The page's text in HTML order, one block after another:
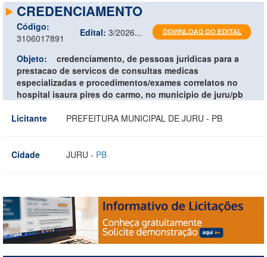
CREDENCIAMENTO
Código:
3106017891
Edital: 3/2026...
Objeto:
credenciamento, de pessoas juridicas para a
prestacao de servicos de consultas medicas
especializadas e procedimentos/exames correlatos no
hospital isaura pires do carmo, no municipio de juru/pb
Licitante
PREFEITURA MUNICIPAL DE JURU - PB
Cidade JURU - PB